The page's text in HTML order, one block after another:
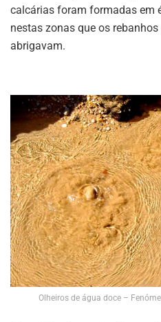
calcárias foram formadas em
nestas zonas que os
abrigavam.
Olheiros de água doce –